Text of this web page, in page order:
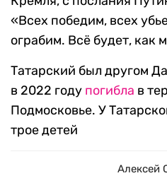
«Всех победим, всех
ограбим. Всё будет, как
Татарский был другом
в 2022 году погибла в
Подмосковье. У
трое детей
Алексей